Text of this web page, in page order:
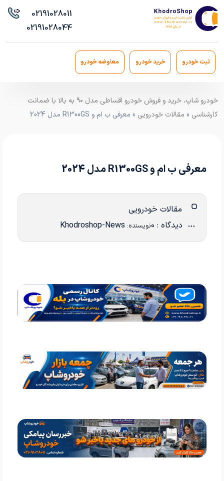
02191028011
02191028044
ثبت خودرو خرید خودرو معاوضه خودرو
خودرو شاپ، خرید و فروش خودرو اقساطی مدل ۹۰ به بالا با ضمانت
کارشناسی » مقالات خودرویی » معرفی ب ام و R1300GS مدل 2024
معرفی ب ام و R1300GS مدل 2024
مقالات خودرویی
دیدگاه : 0 نویسنده: Khodroshop-News